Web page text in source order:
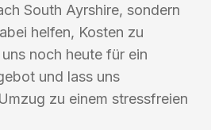
South Ayrshire, sondern
helfen, Kosten zu
noch heute für ein
und lass uns
zu einem stressfreien